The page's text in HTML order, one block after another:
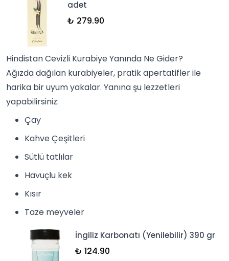
adet
₺ 279.90
Hindistan Cevizli Kurabiye Yanında Ne Gider?
Ağızda dağılan kurabiyeler, pratik apertatifler ile
harika bir uyum yakalar. Yanına şu lezzetleri
yapabilirsiniz:
Çay
Kahve Çeşitleri
Sütlü tatlılar
Havuçlu kek
Kısır
Taze meyveler
İngiliz Karbonatı (Yenilebilir) 390 gr
₺ 124.90